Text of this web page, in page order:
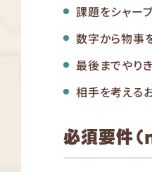
課題をシャー
数字から物事
最後までやり
相手を考える
必須要件